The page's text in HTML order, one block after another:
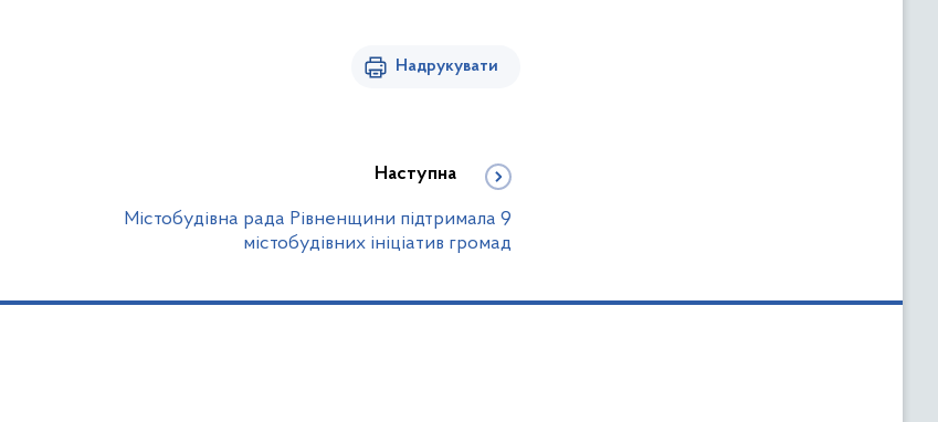
Надрукувати
Наступна
Містобудівна рада Рівненщини підтримала 9
містобудівних ініціатив громад